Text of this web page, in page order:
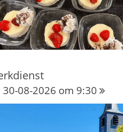
30-08-2026 om 9:30